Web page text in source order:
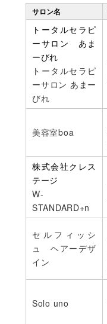
サロン名
トータルセラピ
ーサロン あま
ーびれ
トータルセラピ
ーサロン あまー
びれ
美容室boa
株式会社クレス
テージ
W-
STANDARD+n
セルフィッシ
ュ ヘアーデザ
イン
Solo uno